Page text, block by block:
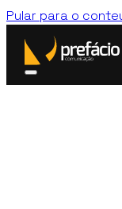
Pular para o